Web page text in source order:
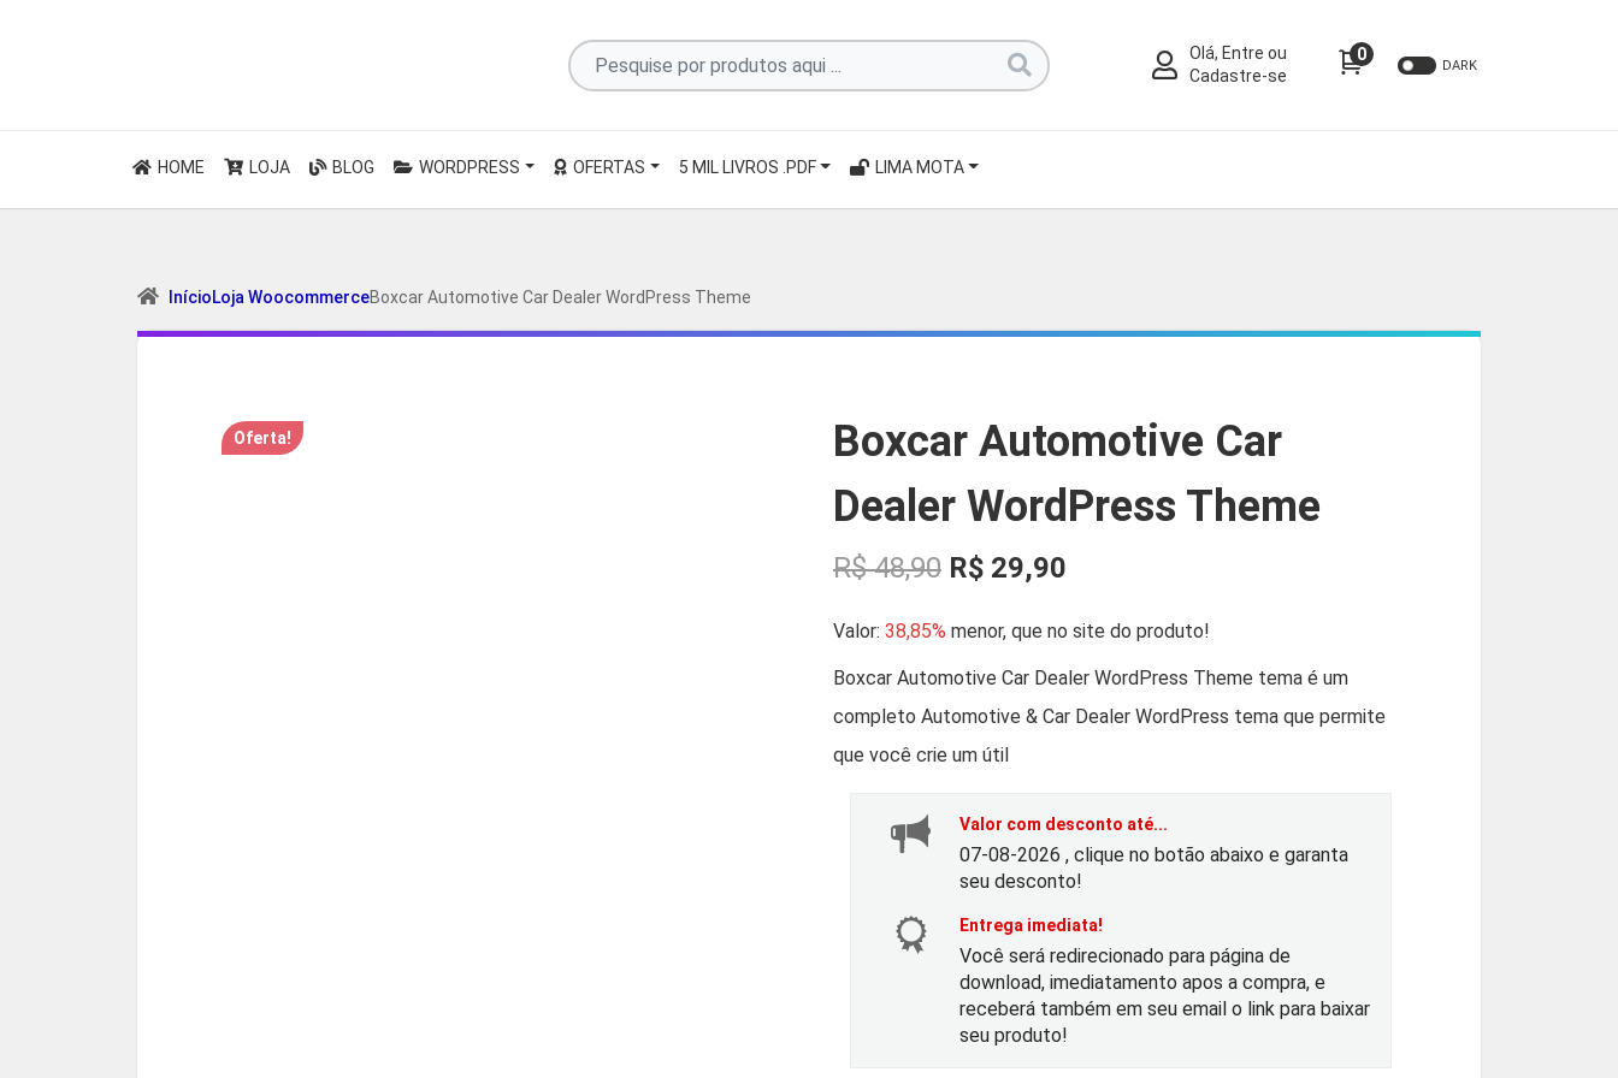
Pesquise
por
Olá, Entre ou
Cadastre-se
0
DARK
HOME LOJA BLOG WORDPRESS OFERTAS 5 MIL LIVROS .PDF LIMA MOTA
InícioLoja WoocommerceBoxcar Automotive Car Dealer WordPress Theme
Oferta!
Boxcar Automotive Car
Dealer WordPress Theme
R$48,90 O
p
r
o
o
R$29,90O
p
r
o
a
t
u
Valor: 38,85% menor, que no site do produto!
Boxcar Automotive Car Dealer WordPress Theme tema é um
completo Automotive & Car Dealer WordPress tema que permite
que você crie um útil
Valor com desconto até...
07-08-2026 , clique no botão abaixo e garanta
seu desconto!
Entrega imediata!
Você será redirecionado para página de
download, imediatamento apos a compra, e
receberá também em seu email o link para baixar
seu produto!